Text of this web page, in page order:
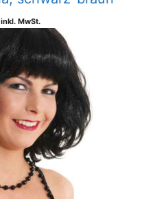
inkl. MwSt.